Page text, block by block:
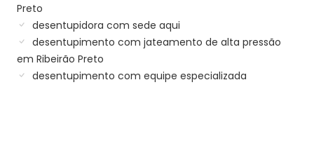
Preto
desentupidora com sede aqui
desentupimento com jateamento de alta pressão
em Ribeirão Preto
desentupimento com equipe especializada